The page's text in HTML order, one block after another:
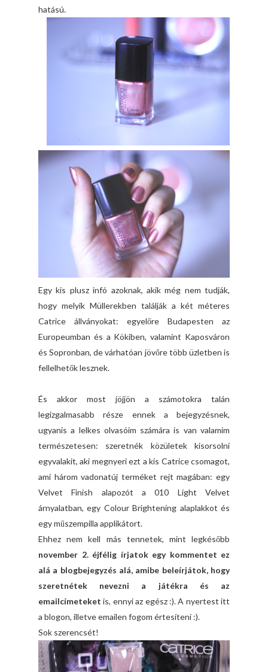
hatású.
Egy kis plusz infó azoknak, akik még nem tudják,
hogy melyik Müllerekben találják a két méteres
Catrice állványokat: egyelőre Budapesten az
Europeumban és a Kökiben, valamint Kaposváron
és Sopronban, de várhatóan jövőre több üzletben is
fellelhetők lesznek.
És akkor most jöjjön a számotokra talán
legizgalmasabb része ennek a bejegyzésnek,
ugyanis a lelkes olvasóim számára is van valamim
természetesen: szeretnék közületek kisorsolni
egyvalakit, aki megnyeri ezt a kis Catrice csomagot,
ami három vadonatúj terméket rejt magában: egy
Velvet Finish alapozót a 010 Light Velvet
árnyalatban, egy Colour Brightening alaplakkot és
egy műszempilla applikátort.
Ehhez nem kell más tennetek, mint legkésőbb
november 2. éjfélig írjatok egy kommentet ez
alá a blogbejegyzés alá, amibe beleírjátok, hogy
szeretnétek nevezni a játékra és az
emailcímeteket is, ennyi az egész :). A nyertest itt
a blogon, illetve emailen fogom értesíteni :).
Sok szerencsét!